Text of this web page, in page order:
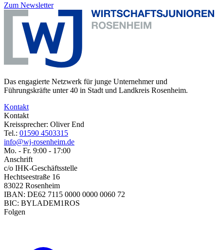
Zum Newsletter
Das engagierte Netzwerk für junge Unternehmer und
Führungskräfte unter 40 in Stadt und Landkreis Rosenheim.
Kontakt
Kontakt
Kreissprecher: Oliver End
Tel.: 01590 4503315
info@wj-rosenheim.de
Mo. - Fr. 9:00 - 17:00
Anschrift
c/o IHK-Geschäftsstelle
Hechtseestraße 16
83022 Rosenheim
IBAN: DE62 7115 0000 0000 0060 72
BIC: BYLADEM1ROS
Folgen